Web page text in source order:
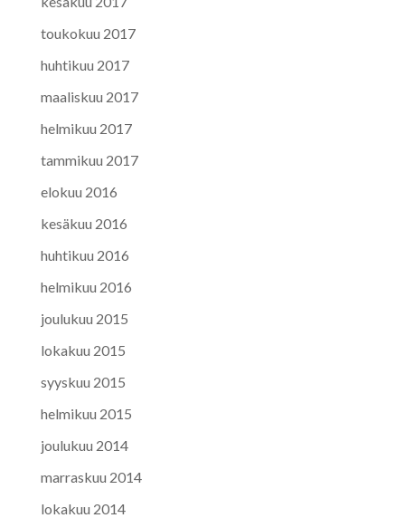
toukokuu 2017
huhtikuu 2017
maaliskuu 2017
helmikuu 2017
tammikuu 2017
elokuu 2016
kesäkuu 2016
huhtikuu 2016
helmikuu 2016
joulukuu 2015
lokakuu 2015
syyskuu 2015
helmikuu 2015
joulukuu 2014
marraskuu 2014
lokakuu 2014